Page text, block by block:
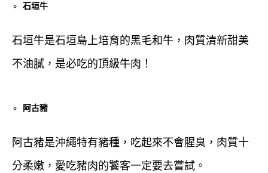
石垣牛
石垣牛是石垣島上培育的黑毛和牛，肉質清新甜美
不油膩，是必吃的頂級牛肉！
阿古豬
阿古豬是沖繩特有豬種，吃起來不會腥臭，肉質十
分柔嫩，愛吃豬肉的饕客一定要去嘗試。